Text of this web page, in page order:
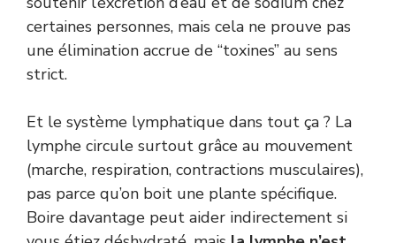
certaines personnes, mais cela ne prouve pas
une élimination accrue de “toxines” au sens
strict.
Et le système lymphatique dans tout ça ? La
lymphe circule surtout grâce au mouvement
(marche, respiration, contractions musculaires),
pas parce qu’on boit une plante spécifique.
Boire davantage peut aider indirectement si